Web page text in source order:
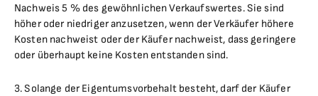
Nachweis 5 % des gewöhnlichen Verkaufswertes. Sie sind
höher oder niedriger anzusetzen, wenn der Verkäufer höhere
Kosten nachweist oder der Käufer nachweist, dass geringere
oder überhaupt keine Kosten entstanden sind.
3. Solange der Eigentumsvorbehalt besteht, darf der Käufer